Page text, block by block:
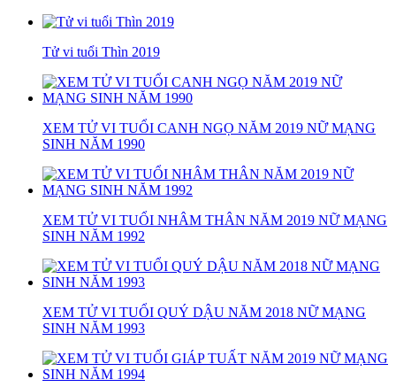
Tử vi tuổi Thìn 2019
XEM TỬ VI TUỔI CANH NGỌ NĂM 2019 NỮ MẠNG
SINH NĂM 1990
XEM TỬ VI TUỔI NHÂM THÂN NĂM 2019 NỮ MẠNG
SINH NĂM 1992
XEM TỬ VI TUỔI QUÝ DẬU NĂM 2018 NỮ MẠNG
SINH NĂM 1993